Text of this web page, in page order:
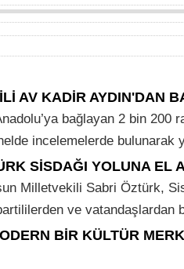
AV KADİR AYDIN'DAN
bağlayan 2 bin 200
incelemelerde bulunarak
SİSDAĞI YOLUNA EL
Milletvekili Sabri Öztürk,
ve vatandaşlardan
BİR KÜLTÜR